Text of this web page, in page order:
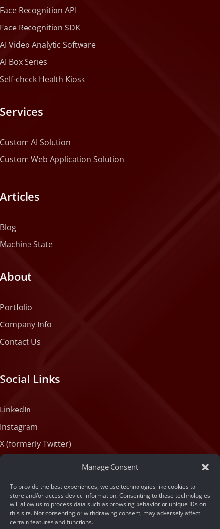
Manage Consent
To provide the best experiences, we use technologies like cookies to
store and/or access device information. Consenting to these technologies
will allow us to process data such as browsing behavior or unique IDs on
this site. Not consenting or withdrawing consent, may adversely affect
certain features and functions.
Face Recognition API
Face Recognition SDK
AI Video Analytic Software
AI Box Series
Self-check Health Kiosk
Services
Custom AI Solution
Custom Web Application Solution
Articles
Blog
Machine State
About
Portfolio
Company Info
Contact Us
Social Links
LinkedIn
Instagram
X (formerly Twitter)
Medium
Tiktok